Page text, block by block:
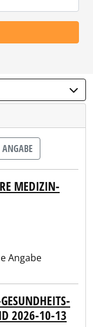
MEDIZIN-
Angabe
2026-10-13